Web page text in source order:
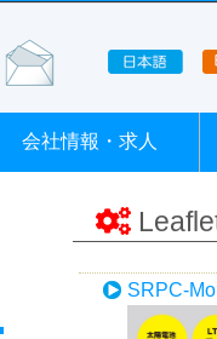
会社情報・求人